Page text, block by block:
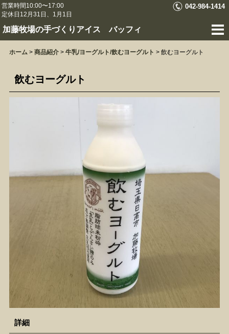
営業時間10:00〜17:00
定休日12月31日、1月1日
042-984-1414
加藤牧場の手づくりアイス バッフィ
ホーム > 商品紹介 > 牛乳/ヨーグルト/飲むヨーグルト > 飲むヨーグルト
飲むヨーグルト
詳細